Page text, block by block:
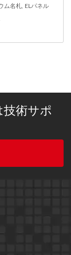
ム名札 ELパネル
術サポ